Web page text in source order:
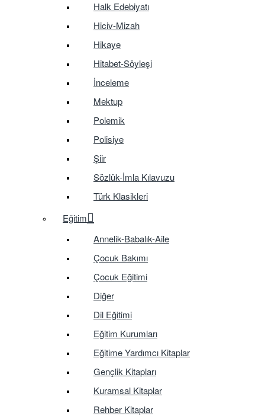
Halk Edebiyatı
Hiciv-Mizah
Hikaye
Hitabet-Söyleşi
İnceleme
Mektup
Polemik
Polisiye
Şiir
Sözlük-İmla Kılavuzu
Türk Klasikleri
Eğitim
Annelik-Babalık-Aile
Çocuk Bakımı
Çocuk Eğitimi
Diğer
Dil Eğitimi
Eğitim Kurumları
Eğitime Yardımcı Kitaplar
Gençlik Kitapları
Kuramsal Kitaplar
Rehber Kitaplar